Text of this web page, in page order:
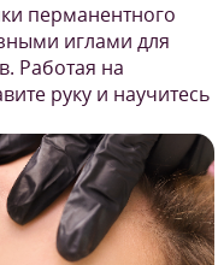
перманентного
иглами для
Работая на
руку и научитесь